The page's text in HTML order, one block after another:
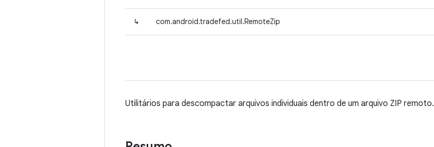
↳ com.android.tradefed.util.RemoteZip
Utilitários para descompactar arquivos individuais dentro de um arquivo ZIP remoto.